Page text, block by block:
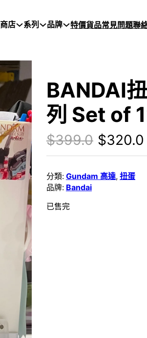
商店 系列 品牌 特價貨品常見問題聯
BANDAI
列 Set of
$399.0 $320.0
分類: Gundam 高達, 扭蛋
品牌: Bandai
已售完